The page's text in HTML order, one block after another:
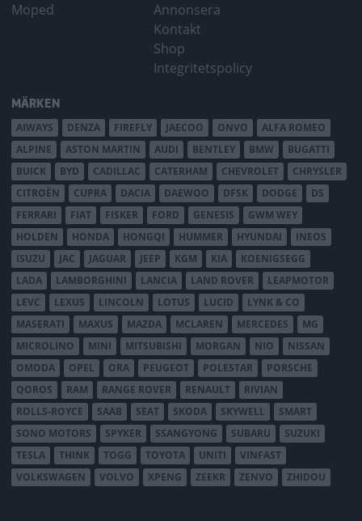
Moped
Annonsera
Kontakt
Shop
Integritetspolicy
MÄRKEN
AIWAYS DENZA FIREFLY JAECOO ONVO
ALFA ROMEO
ALPINE
ASTON MARTIN AUDI BENTLEY BMW
BUGATTI
BUICK
BYD CADILLAC CATERHAM CHEVROLET
CHRYSLER
CITROËN
CUPRA DACIA DAEWOO DFSK DODGE
DS
FERRARI
FIAT FISKER FORD GENESIS
GWM WEY
HOLDEN
HONDA HONGQI HUMMER HYUNDAI
INEOS
ISUZU
JAC JAGUAR JEEP KGM KIA
KOENIGSEGG
LADA
LAMBORGHINI LANCIA LAND ROVER
LEAPMOTOR
LEVC
LEXUS LINCOLN LOTUS LUCID
LYNK & CO
MASERATI
MAXUS MAZDA MCLAREN MERCEDES
MG
MICROLINO
MINI MITSUBISHI MORGAN NIO
NISSAN
OMODA
OPEL ORA PEUGEOT POLESTAR
PORSCHE
QOROS
RAM RANGE ROVER RENAULT
RIVIAN
ROLLS-ROYCE
SAAB SEAT SKODA SKYWELL
SMART
SONO MOTORS
SPYKER SSANGYONG SUBARU
SUZUKI
TESLA
THINK TOGG TOYOTA UNITI
VINFAST
VOLKSWAGEN
VOLVO XPENG ZEEKR ZENVO ZHIDOU